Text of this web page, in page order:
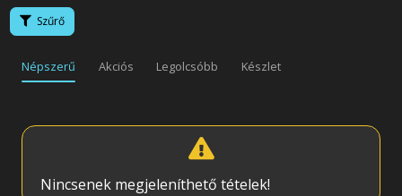
Szűrő
Népszerű Akciós Legolcsóbb Készlet
Nincsenek megjeleníthető tételek!